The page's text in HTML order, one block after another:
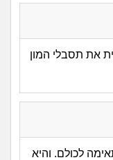
את תסבלי המון
לכולם. והיא